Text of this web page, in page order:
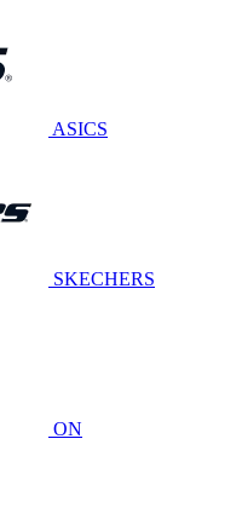
ASICS
SKECHERS
ON